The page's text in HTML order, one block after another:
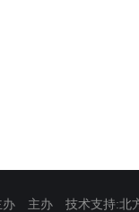
主办 技术支持:北